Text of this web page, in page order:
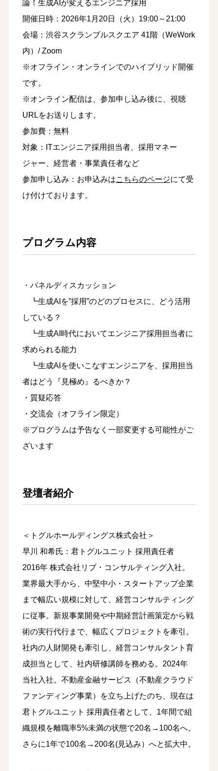
論！生成AIが変えるエンジニア採用
開催日時：2026年1月20日（火）19:00～21:00
会場：渋谷スクランブルスクエア 41階（WeWork
内）/ Zoom
※オフライン・オンラインでのハイブリッド開催
です。
※オンライン配信は、参加申し込み後に、視聴
URLをお送りします。
参加費：無料
対象：ITエンジニア採用担当者、採用マネー
ジャー、経営者・事業責任者など
参加申し込み：お申込みはこちらのページにて受
け付けております。
プログラム内容
・パネルディスカッション
┗生成AIを”採用”のどのプロセスに、どう活用
している？
┗生成AI時代においてエンジニア採用担当者に
求められる能力
┗生成AIを使いこなすエンジニアを、採用担当
者はどう『見極め』るべきか？
・質疑応答
・交流会（オフライン限定）
※プログラムは予告なく一部変更する可能性がご
ざいます
登壇者紹介
＜トグルホールディングス株式会社＞
早川 和希氏：君トグルユニット 採用責任者
2016年 株式会社リブ・コンサルティング入社。
業界最大手から、中堅中小・スタートアップ企業
まで幅広い規模に対して、経営コンサルティング
に従事。新規事業開発や中期経営計画策定から戦
術の実行代行まで、幅広くプロジェクトを牽引。
社内の人財開発も牽引し、経営コンサルタント育
成担当として、社内研修講師を務める。2024年
当社入社。不動産金融サービス（不動産クラウド
ファンディング事業）を立ち上げたのち、現在は
君トグルユニット 採用責任者として、1年間で組
織規模を離職率5%未満の状態で20名→100名へ。
さらに1年で100名→200名(見込み）へと拡大中。